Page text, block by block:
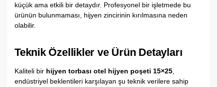
küçük ama etkili bir detaydır. Profesyonel bir işletmede bu
ürünün bulunmaması, hijyen zincirinin kırılmasına neden
olabilir.
Teknik Özellikler ve Ürün Detayları
Kaliteli bir hijyen torbası otel hijyen poşeti 15×25,
endüstriyel beklentileri karşılayan şu teknik verilere sahip